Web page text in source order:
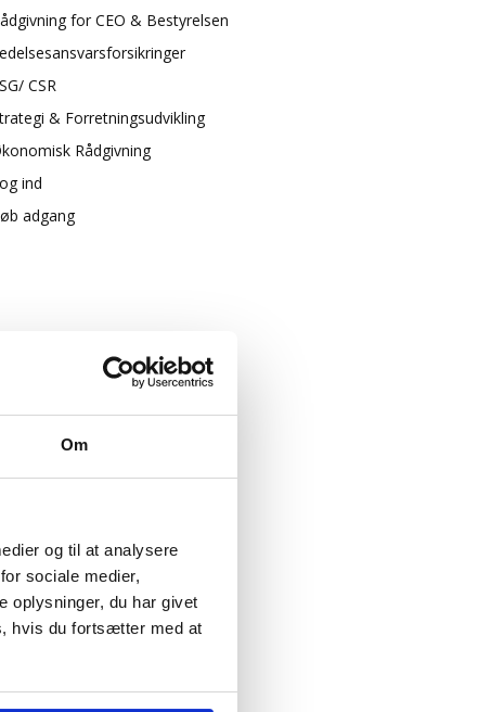
Om
og til at analysere
sociale medier,
oplysninger, du har givet
hvis du fortsætter med at
for CEO & Bestyrelsen
CSR
& Forretningsudvikling
Rådgivning
ind
adgang